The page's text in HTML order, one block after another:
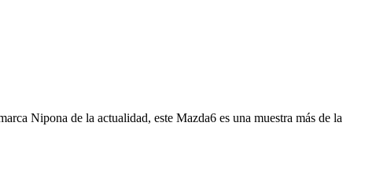
Nipona de la actualidad, este Mazda6 es una muestra más de la